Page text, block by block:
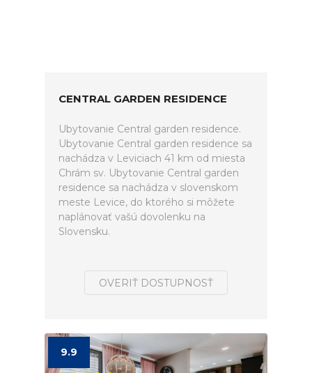
CENTRAL GARDEN RESIDENCE
Ubytovanie Central garden residence.
Ubytovanie Central garden residence sa
nachádza v Leviciach 41 km od miesta
Chrám sv. Ubytovanie Central garden
residence sa nachádza v slovenskom
meste Levice, do ktorého si môžete
naplánovať vašú dovolenku na
Slovensku.
OVERIŤ DOSTUPNOSŤ
9.9